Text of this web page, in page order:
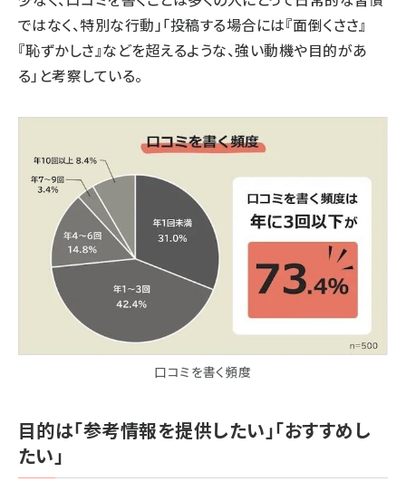
ではなく、特別な行動」「投稿する場合には『面倒くささ』
『恥ずかしさ』などを超えるような、強い動機や目的があ
る」と考察している。
口コミを書く頻度
目的は「参考情報を提供したい」「おすすめし
たい」